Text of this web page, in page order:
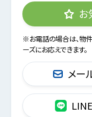
お
※お電話の場合は、物
ーズにお応えできます。
メー